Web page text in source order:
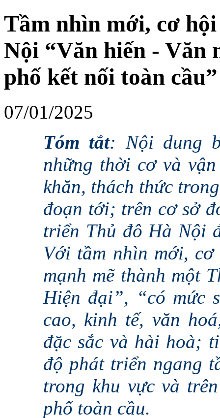
Tầm nhìn mới, cơ
Nội “Văn hiến - Văn
phố kết nối toàn cầu”
07/01/2025
Tóm tắt: Nội dung
những thời cơ và
khăn, thách thức
đoạn tới; trên cơ sở
triển Thủ đô Hà Nội
Với tầm nhìn mới,
mạnh mẽ thành một
Hiện đại”, “có mức
cao, kinh tế, văn
đặc sắc và hài hoà;
độ phát triển ngang
trong khu vực và
phố toàn cầu.